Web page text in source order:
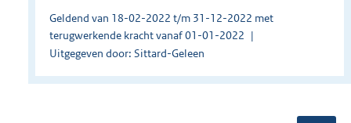
Geldend van 18-02-2022 t/m 31-12-2022 met
terugwerkende kracht vanaf 01-01-2022
Uitgegeven door: Sittard-Geleen